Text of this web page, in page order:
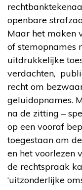
openbare
Maar het maken
of stemopnames
uitdrukkelijke
verdachten,
recht om
geluidopnames.
na de zitting –
op een vooraf
toegestaan om
en het voorlezen
de rechtspraak
‘uitzonderlijke